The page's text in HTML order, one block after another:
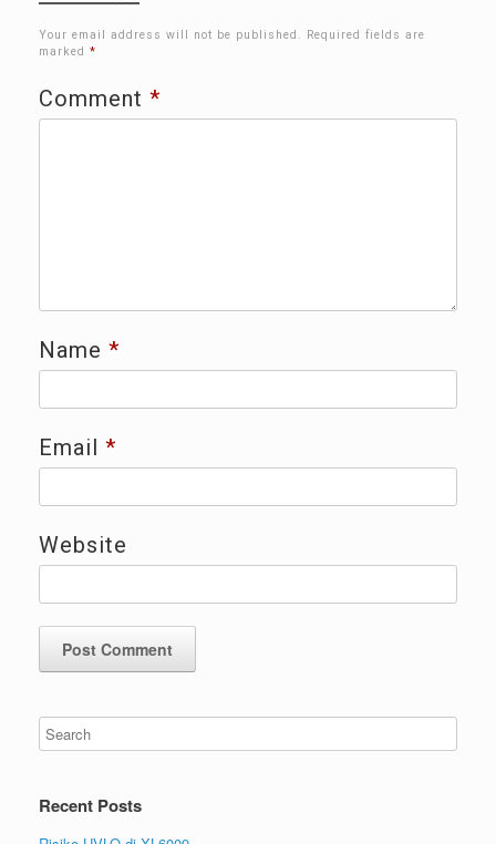
Your email address will not be published. Required fields are
marked *
Comment *
Name *
Email *
Website
Recent Posts